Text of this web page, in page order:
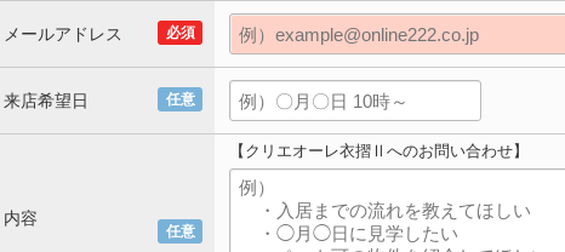
必須
メールアドレス
任意
来店希望日
任意
内容
【クリエオーレ衣摺Ⅱへのお問い合わせ】